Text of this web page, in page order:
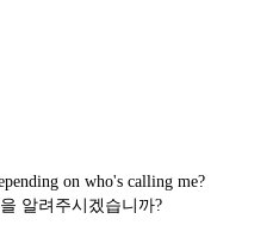
on who's calling me?
알려주시겠습니까?